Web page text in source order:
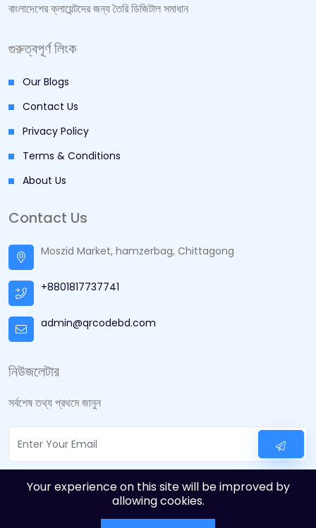
বাংলাদেশের ক্লায়েন্টদের জন্য তৈরি ডিজিটাল সমাধান
গুরুত্বপূর্ণ লিংক
Our Blogs
Contact Us
Privacy Policy
Terms & Conditions
About Us
Contact Us
Moszid Market, hamzerbag, Chittagong
+8801817737741
admin@qrcodebd.com
নিউজলেটার
সর্বশেষ তথ্য প্রথমে জানুন
Your experience on this site will be improved by
allowing cookies.